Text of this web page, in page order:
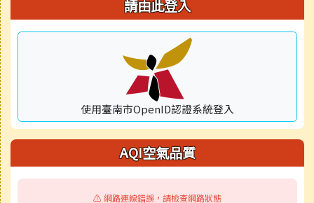
請由此登入
使用臺南市OpenID認證系統登入
AQI空氣品質
⚠️ 網路連線錯誤，請檢查網路狀態